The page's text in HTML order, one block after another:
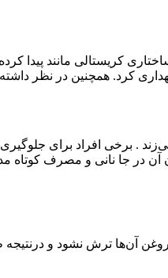
کریستالی مانند پیدا
کرد. همچنین در نظر
. برخی افراد برای
آن در جا نانی و مصرف کوتاه
آن‌ها ترش نشود و درنتیجه